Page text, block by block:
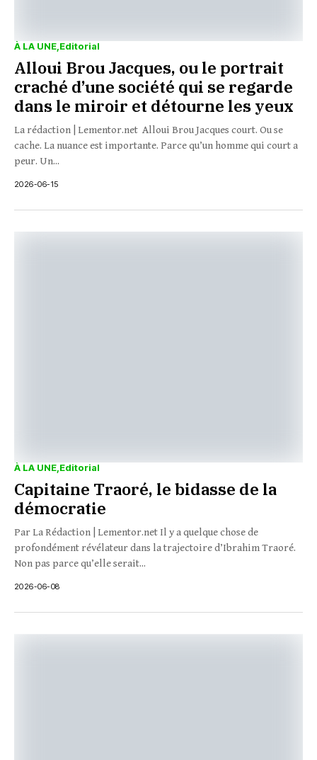
À LA UNE Editorial
Alloui Brou Jacques, ou le portrait
craché d’une société qui se regarde
dans le miroir et détourne les yeux
La rédaction | Lementor.net Alloui Brou Jacques court. Ou se
cache. La nuance est importante. Parce qu’un homme qui court a
peur. Un...
2026-06-15
À LA UNE Editorial
Capitaine Traoré, le bidasse de la
démocratie
Par La Rédaction | Lementor.net Il y a quelque chose de
profondément révélateur dans la trajectoire d’Ibrahim Traoré.
Non pas parce qu’elle serait...
2026-06-08